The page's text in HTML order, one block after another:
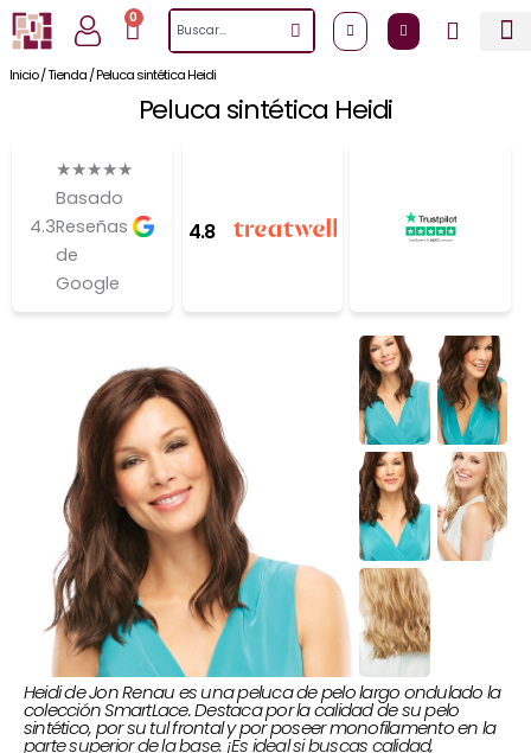
al
contenido
0
CartSearch
Inicio/Tienda/Peluca sintética Heidi
Peluca sintética Heidi
4.3
★★★★★
Basado
Reseñas
de
Google
4.8
Heidi de Jon Renau es una peluca de pelo largo ondulado la
colección SmartLace. Destaca por la calidad de su pelo
sintético, por su tul frontal y por poseer monofilamento en la
parte superior de la base. ¡Es ideal si buscas calidad,